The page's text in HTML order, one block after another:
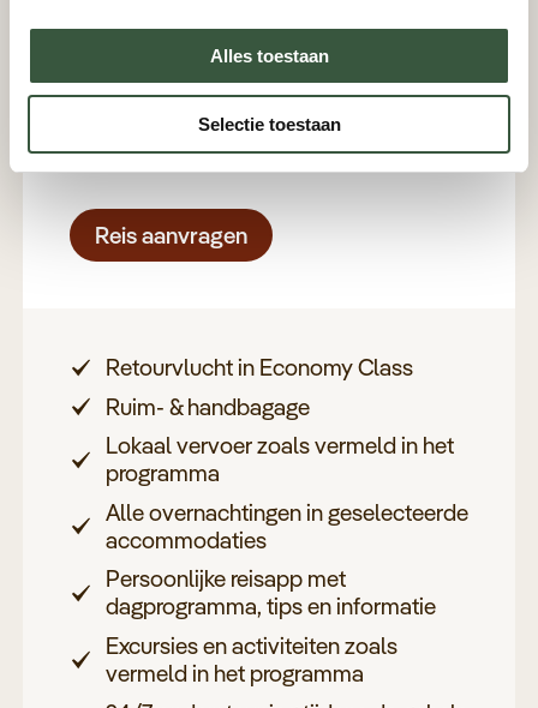
Alles toestaan
Selectie toestaan
Avontuurlijk Botswana
11 dagen
v.a. 8.350 p.p.
Botswana
Reis aanvragen
Retourvlucht in Economy Class
Ruim- & handbagage
Lokaal vervoer zoals vermeld in het
programma
Alle overnachtingen in geselecteerde
accommodaties
Persoonlijke reisapp met
dagprogramma, tips en informatie
Excursies en activiteiten zoals
vermeld in het programma